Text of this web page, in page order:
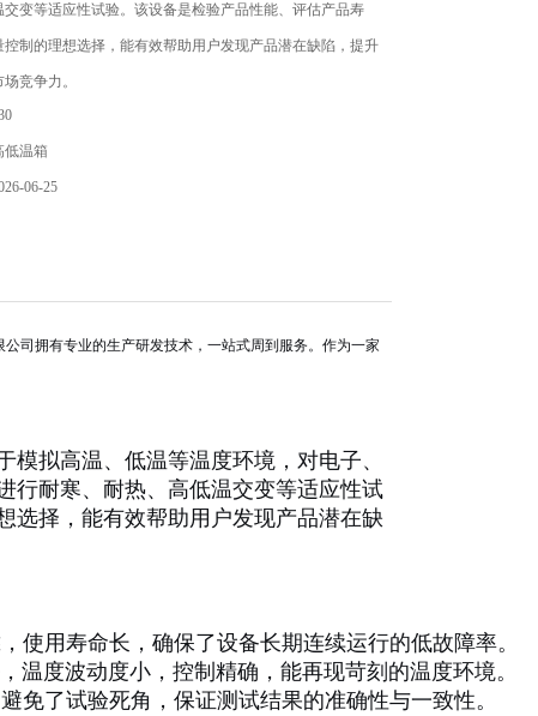
交变等适应性试验。该设备是检验产品性能、评估产品寿
控制的理想选择，能有效帮助用户发现产品潜在缺陷，提升
竞争力。
低温箱
06-25
司拥有专业的生产研发技术，一站式周到服务。作为一家
拟高温、低温等温度环境，对电子、
行耐寒、耐热、高低温交变等适应性试
选择，能有效帮助用户发现产品潜在缺
使用寿命长，确保了设备长期连续运行的低故障率。
温度波动度小，控制精确，能再现苛刻的温度环境。
免了试验死角，保证测试结果的准确性与一致性。